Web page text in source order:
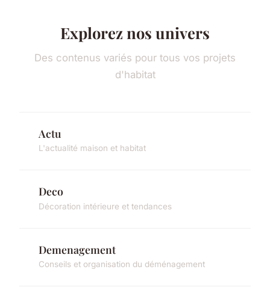
Explorez nos univers
Des contenus variés pour tous vos projets
d'habitat
Actu
L'actualité maison et habitat
Deco
Décoration intérieure et tendances
Demenagement
Conseils et organisation du déménagement